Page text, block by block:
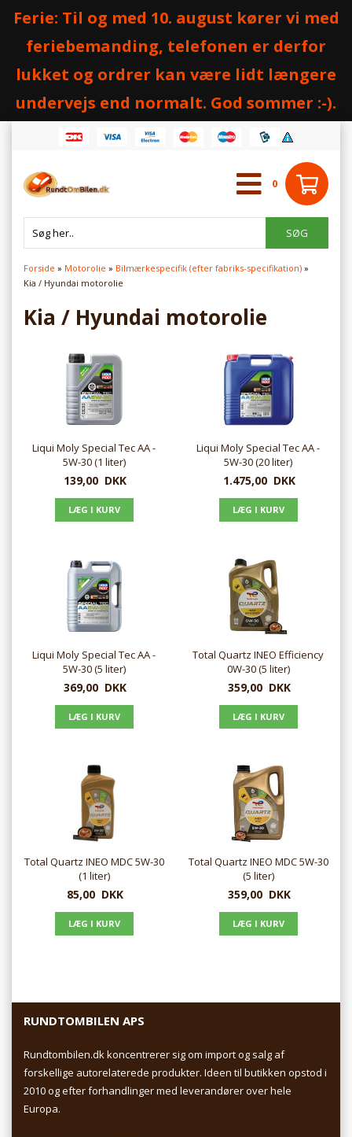
Ferie: Til og med 10. august kører vi med
feriebemanding, telefonen er derfor
lukket og ordrer kan være lidt længere
undervejs end normalt. God sommer :-).
0
Forside » Motorolie » Bilmærkespecifik (efter fabriks-specifikation) »
Kia / Hyundai motorolie
Kia / Hyundai motorolie
Liqui Moly Special Tec AA -
5W-30 (1 liter)
139,00 DKK
Liqui Moly Special Tec AA -
5W-30 (20 liter)
1.475,00 DKK
Liqui Moly Special Tec AA -
5W-30 (5 liter)
369,00 DKK
Total Quartz INEO Efficiency
0W-30 (5 liter)
359,00 DKK
Total Quartz INEO MDC 5W-30
(1 liter)
85,00 DKK
Total Quartz INEO MDC 5W-30
(5 liter)
359,00 DKK
RUNDTOMBILEN APS
Rundtombilen.dk koncentrerer sig om import og salg af
forskellige autorelaterede produkter. Ideen til butikken opstod i
2010 og efter forhandlinger med leverandører over hele
Europa.